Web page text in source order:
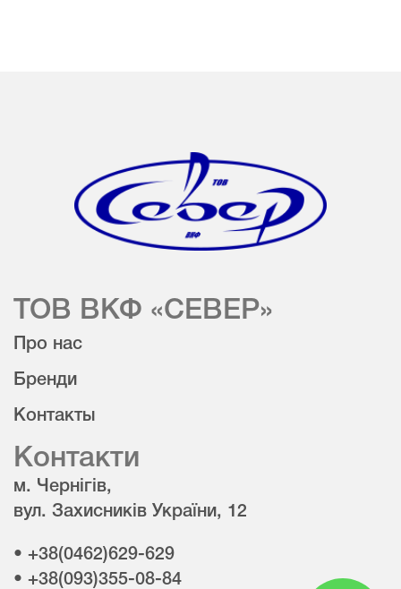
ТОВ ВКФ «СЕВЕР»
Про нас
Бренди
Контакты
Контакти
м. Чернігів,
вул. Захисників України, 12
• +38(0462)629-629
• +38(093)355-08-84